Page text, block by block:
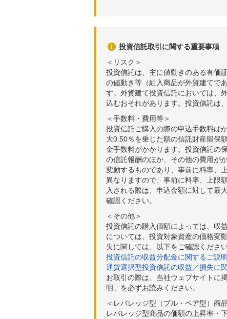
投資信託取引に関する重要事項
＜リスク＞
投資信託は、主に値動きのある有価
の値動き等（組入商品が外貨建てで
す。外貨建て投資信託においては、
込むおそれがあります。投資信託は
＜手数料・費用等＞
投資信託ご購入の際の申込手数料は
大0.50％を乗じた額の信託財産留保
金手数料がかかります。投資信託の
の信託報酬のほか、その他の費用が
変動するものであり、事前に料率、
異なりますので、事前に料率、上限
入される際は、申込金額に対して最
確認ください。
＜その他＞
投資信託の購入価額によっては、収
については、投資対象資産の価格変
失に関しては、以下をご確認ください
投資信託の収益分配金に関するご説明
通貨選択型投資信託の収益／損失に
お取引の際は、当社ウェブサイトに
明」を必ずお読みください。
＜レバレッジ型（ブル・ベア型）商
レバレッジ型商品の価額の上昇率・